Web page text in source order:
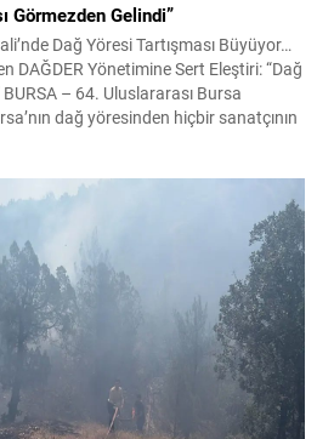
Görmezden Gelindi”
Dağ Yöresi Tartışması Büyüyor…
DAĞDER Yönetimine Sert Eleştiri: “Dağ
– 64. Uluslararası Bursa
dağ yöresinden hiçbir sanatçının
festival programına ilişkin yaptığı